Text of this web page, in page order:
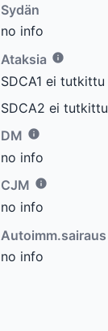
Sydän
no info
Ataksia
SDCA1 ei tutkittu
SDCA2 ei tutkittu
DM
no info
CJM
no info
Autoimm.sairaus
no info